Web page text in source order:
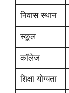
निवास स्थान
स्कूल
कॉलेज
शिक्षा योग्यता